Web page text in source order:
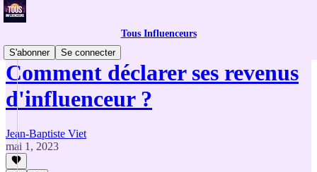
Tous Influenceurs
S'abonner
Se connecter
Comment déclarer ses revenus
d'influenceur ?
Jean-Baptiste Viet
mai 1, 2023